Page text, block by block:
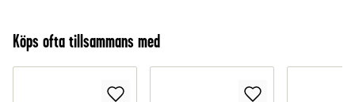
Köps ofta tillsammans med